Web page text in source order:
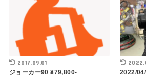
2017.09.01
ジョーカー90 ¥79,800- 2022/